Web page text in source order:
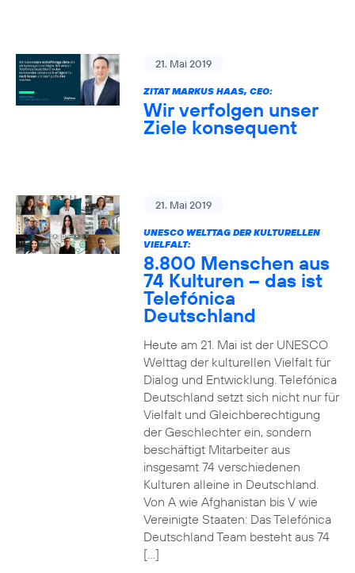
21. Mai 2019
ZITAT MARKUS HAAS, CEO:
Wir verfolgen unser
Ziele konsequent
21. Mai 2019
UNESCO WELTTAG DER KULTURELLEN
VIELFALT:
8.800 Menschen aus
74 Kulturen – das ist
Telefónica
Deutschland
Heute am 21. Mai ist der UNESCO
Welttag der kulturellen Vielfalt für
Dialog und Entwicklung. Telefónica
Deutschland setzt sich nicht nur für
Vielfalt und Gleichberechtigung
der Geschlechter ein, sondern
beschäftigt Mitarbeiter aus
insgesamt 74 verschiedenen
Kulturen alleine in Deutschland.
Von A wie Afghanistan bis V wie
Vereinigte Staaten: Das Telefónica
Deutschland Team besteht aus 74
[…]